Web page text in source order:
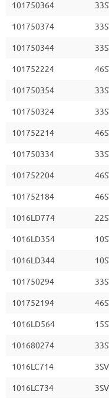
101750364
101750374
101750344
101752224
101750354
101750324
101752214
101750334
101752204
101752184
1016LD774
1016LD354
1016LD344
101750294
101752194
1016LD564
101680274
1016LC714
1016LC734